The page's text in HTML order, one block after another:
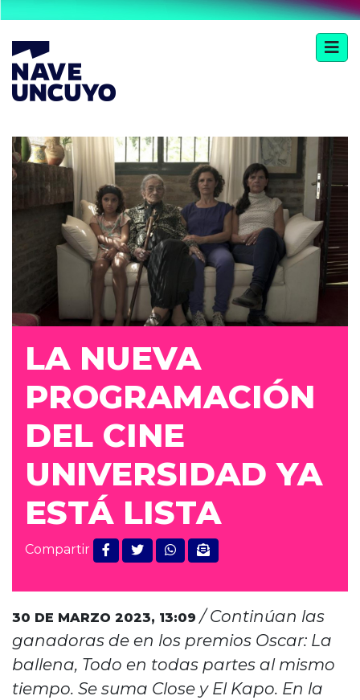
LA NUEVA
PROGRAMACIÓN
DEL CINE
UNIVERSIDAD YA
ESTÁ LISTA
Compartir
30 DE MARZO 2023, 13:09 / Continúan las
ganadoras de en los premios Oscar: La
ballena, Todo en todas partes al mismo
tiempo. Se suma Close y El Kapo. En la